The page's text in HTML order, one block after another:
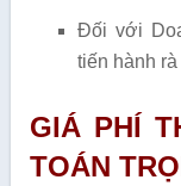
Đối với
tiến hành
GIÁ PHÍ
TOÁN